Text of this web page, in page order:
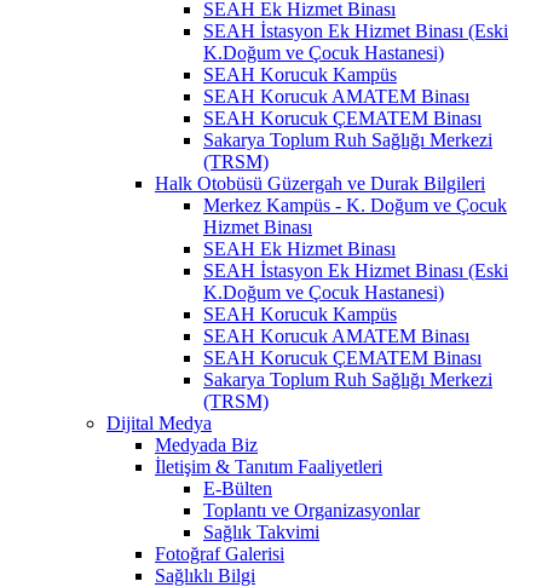
SEAH Ek Hizmet Binası
SEAH İstasyon Ek Hizmet Binası (Eski
K.Doğum ve Çocuk Hastanesi)
SEAH Korucuk Kampüs
SEAH Korucuk AMATEM Binası
SEAH Korucuk ÇEMATEM Binası
Sakarya Toplum Ruh Sağlığı Merkezi
(TRSM)
Halk Otobüsü Güzergah ve Durak Bilgileri
Merkez Kampüs - K. Doğum ve Çocuk
Hizmet Binası
SEAH Ek Hizmet Binası
SEAH İstasyon Ek Hizmet Binası (Eski
K.Doğum ve Çocuk Hastanesi)
SEAH Korucuk Kampüs
SEAH Korucuk AMATEM Binası
SEAH Korucuk ÇEMATEM Binası
Sakarya Toplum Ruh Sağlığı Merkezi
(TRSM)
Dijital Medya
Medyada Biz
İletişim & Tanıtım Faaliyetleri
E-Bülten
Toplantı ve Organizasyonlar
Sağlık Takvimi
Fotoğraf Galerisi
Sağlıklı Bilgi